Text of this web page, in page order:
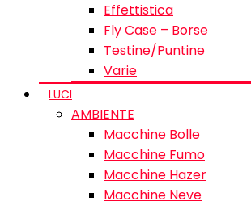
Effettistica
Fly Case – Borse
Testine/Puntine
Varie
LUCI
AMBIENTE
Macchine Bolle
Macchine Fumo
Macchine Hazer
Macchine Neve